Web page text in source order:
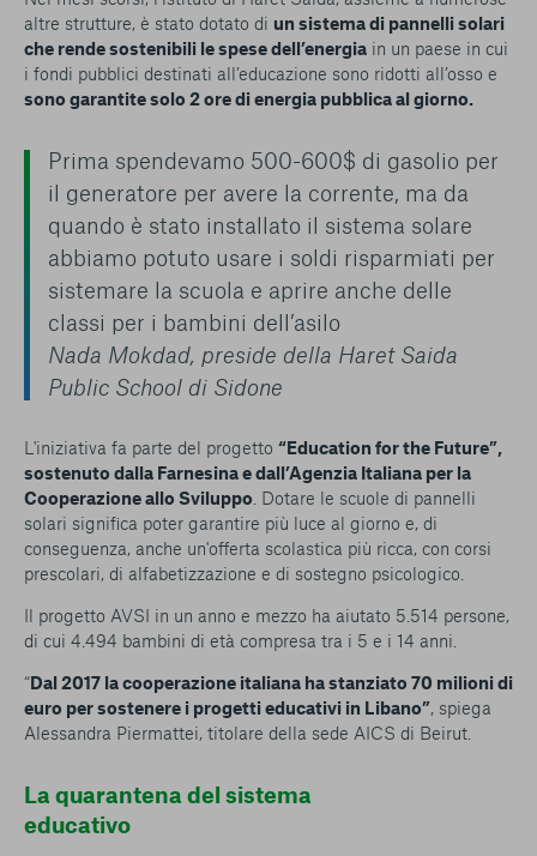
altre strutture, è stato dotato di un sistema di pannelli solari
che rende sostenibili le spese dell’energia in un paese in cui
i fondi pubblici destinati all’educazione sono ridotti all’osso e
sono garantite solo 2 ore di energia pubblica al giorno.
Prima spendevamo 500-600$ di gasolio per
il generatore per avere la corrente, ma da
quando è stato installato il sistema solare
abbiamo potuto usare i soldi risparmiati per
sistemare la scuola e aprire anche delle
classi per i bambini dell’asilo
Nada Mokdad, preside della Haret Saida
Public School di Sidone
L'iniziativa fa parte del progetto “Education for the Future”,
sostenuto dalla Farnesina e dall’Agenzia Italiana per la
Cooperazione allo Sviluppo . Dotare le scuole di pannelli
solari significa poter garantire più luce al giorno e, di
conseguenza, anche un'offerta scolastica più ricca, con corsi
prescolari, di alfabetizzazione e di sostegno psicologico.
Il progetto AVSI in un anno e mezzo ha aiutato 5.514 persone,
di cui 4.494 bambini di età compresa tra i 5 e i 14 anni.
“Dal 2017 la cooperazione italiana ha stanziato 70 milioni di
euro per sostenere i progetti educativi in Libano”, spiega
Alessandra Piermattei, titolare della sede AICS di Beirut.
La quarantena del sistema
educativo